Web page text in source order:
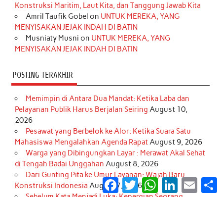
k
a
m
s
t
n
Konstruksi Maritim, Laut Kita, dan Tanggung Jawab Kita
Amril Taufik Gobel on UNTUK MEREKA, YANG
MENYISAKAN JEJAK INDAH DI BATIN
Musniaty Musni on UNTUK MEREKA, YANG
MENYISAKAN JEJAK INDAH DI BATIN
POSTING TERAKHIR
Memimpin di Antara Dua Mandat: Ketika Laba dan
Pelayanan Publik Harus Berjalan Seiring August 10,
2026
Pesawat yang Berbelok ke Alor: Ketika Suara Satu
Mahasiswa Mengalahkan Agenda RapatAugust 9, 2026
Warga yang Dibingungkan Layar : Merawat Akal Sehat
di Tengah Badai Unggahan August 8, 2026
Dari Gunting Pita ke Umur Layanan: Wajah Baru
Konstruksi Indonesia August 7, 2026
Facebook
TwitterWhatsApp
LinkedInEmail